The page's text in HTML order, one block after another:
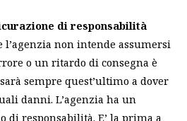
di responsabilità
l’agenzia non intende assumersi
o un ritardo di consegna è
sempre quest’ultimo a dover
danni. L’agenzia ha un
di responsabilità. E’ la prima a